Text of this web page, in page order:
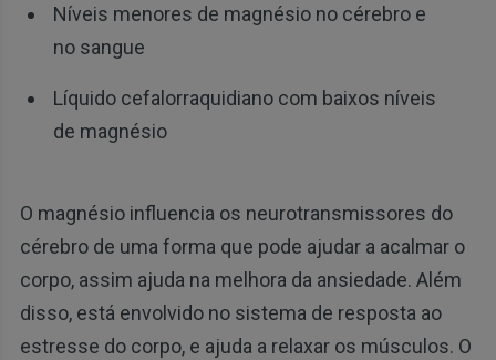
Níveis menores de magnésio no cérebro e
no sangue
Líquido cefalorraquidiano com baixos níveis
de magnésio
O magnésio influencia os neurotransmissores do
cérebro de uma forma que pode ajudar a acalmar o
corpo, assim ajuda na melhora da ansiedade. Além
disso, está envolvido no sistema de resposta ao
estresse do corpo, e ajuda a relaxar os músculos. O